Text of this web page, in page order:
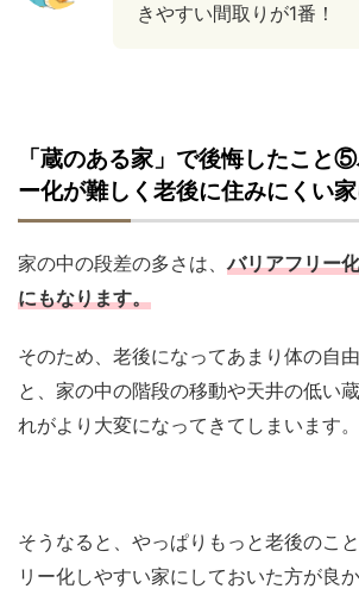
きやすい間取りが1番！
「蔵のある家」で後悔したこと
ー化が難しく老後に住みにくい
家の中の段差の多さは、バリアフリー
にもなります。
そのため、老後になってあまり体の自
と、家の中の階段の移動や天井の低い
れがより大変になってきてしまいます。
そうなると、やっぱりもっと老後のこ
リー化しやすい家にしておいた方が良